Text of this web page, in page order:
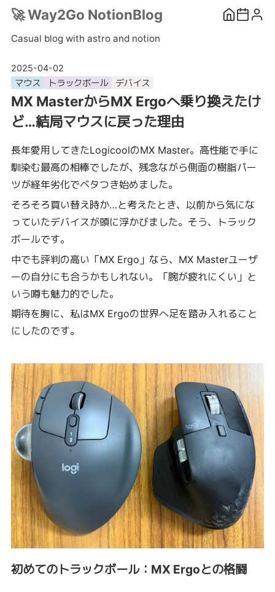
🚀Way2Go NotionBlog
Casual blog with astro and notion
2025-04-02
マウス
トラックボール デバイス
MX MasterからMX Ergoへ乗り換えたけ
ど…結局マウスに戻った理由
長年愛用してきたLogicoolのMX Master。高性能で手に
馴染む最高の相棒でしたが、残念ながら側面の樹脂パー
ツが経年劣化でベタつき始めました。
そろそろ買い替え時か…と考えたとき、以前から気にな
っていたデバイスが頭に浮かびました。そう、トラック
ボールです。
中でも評判の高い「MX Ergo」なら、MX Masterユーザ
ーの自分にも合うかもしれない。「腕が疲れにくい」と
いう噂も魅力的でした。
期待を胸に、私はMX Ergoの世界へ足を踏み入れること
にしたのです。
初めてのトラックボール：MX Ergoとの格闘